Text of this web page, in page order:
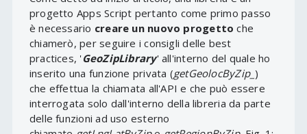
progetto Apps Script pertanto come primo passo
è necessario creare un nuovo progetto che
chiamerò, per seguire i consigli delle best
practices, 'GeoZipLibrary' all'interno del quale ho
inserito una funzione privata (getGeolocByZip_ )
che effettua la chiamata all'API e che può essere
interrogata solo dall'interno della libreria da parte
delle funzioni ad uso esterno